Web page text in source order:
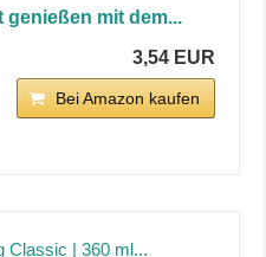
mit dem...
3,54 EUR
Bei Amazon kaufen